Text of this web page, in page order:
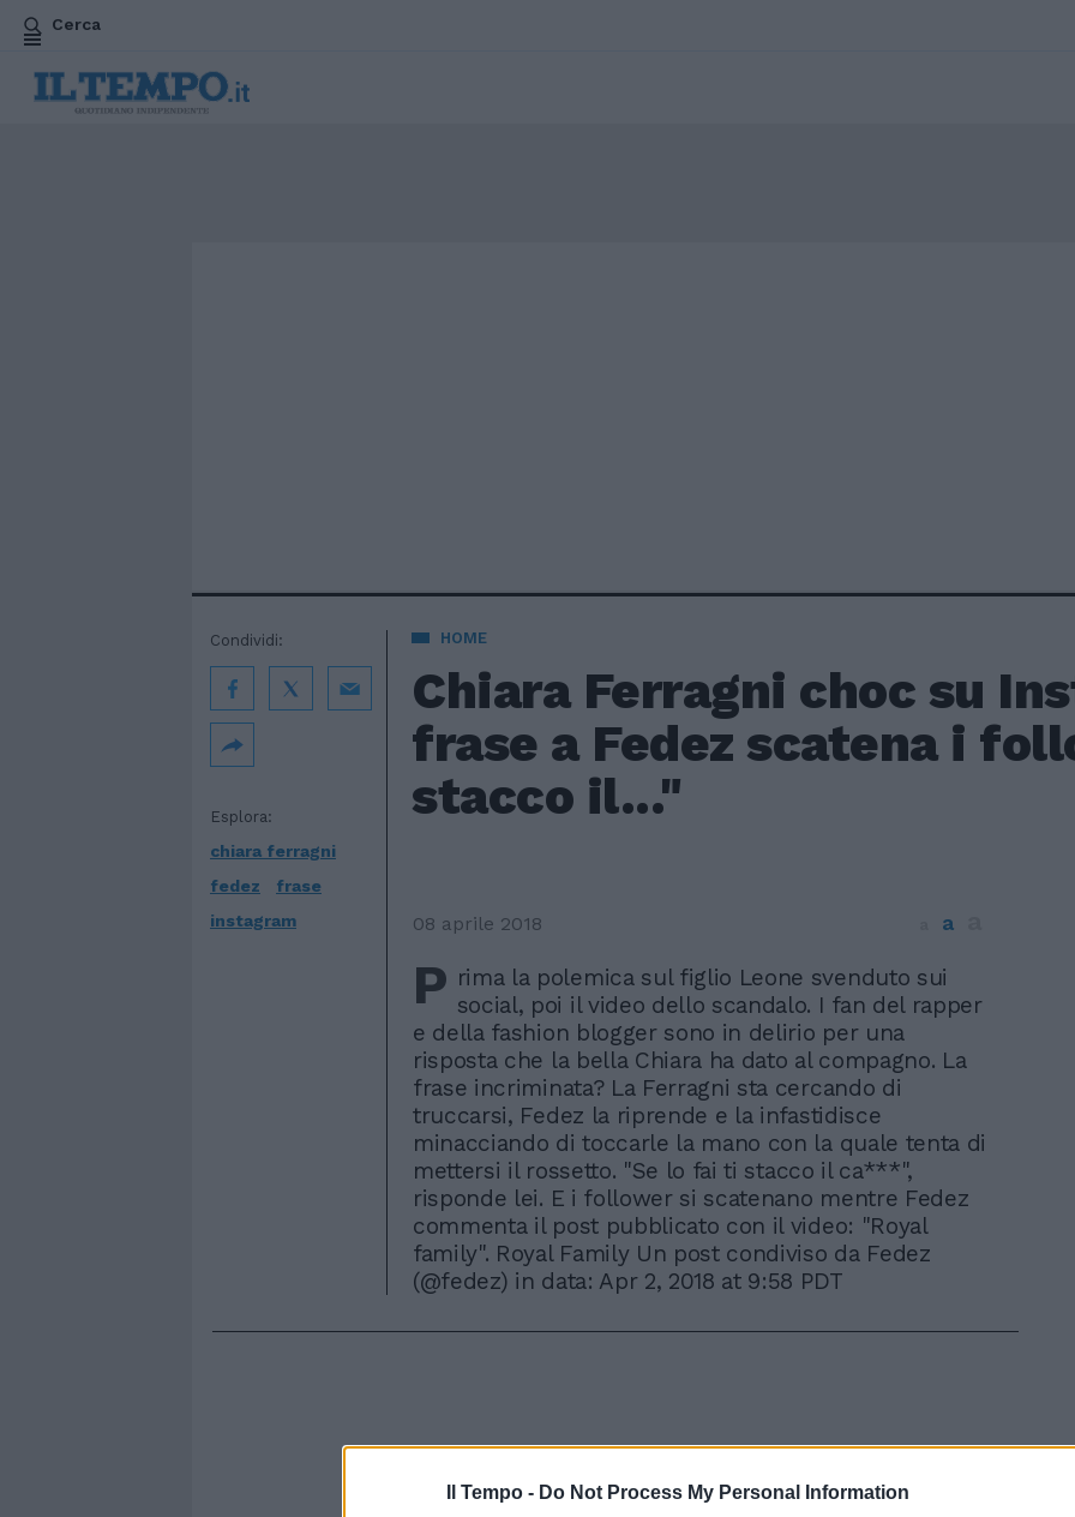
Il Tempo - Do Not Process My Personal Information
Cerca
HOME
Chiara Ferragni choc su
frase a Fedez scatena i
stacco il..."
Esplora:
chiara ferragni
fedez
frase
instagram
Condividi:
08 aprile 2018 a
P rima la polemica sul figlio Leone svenduto sui
social, poi il video dello scandalo. I fan del rapper
e della fashion blogger sono in delirio per una
risposta che la bella Chiara ha dato al compagno. La
frase incriminata? La Ferragni sta cercando di
truccarsi, Fedez la riprende e la infastidisce
minacciando di toccarle la mano con la quale tenta di
mettersi il rossetto. "Se lo fai ti stacco il ca***",
risponde lei. E i follower si scatenano mentre Fedez
commenta il post pubblicato con il video: "Royal
family". Royal Family Un post condiviso da Fedez
(@fedez) in data: Apr 2, 2018 at 9:58 PDT